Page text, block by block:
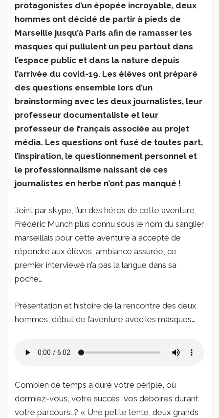
protagonistes d’un épopée incroyable, deux
hommes ont décidé de partir à pieds de
Marseille jusqu’à Paris afin de ramasser les
masques qui pullulent un peu partout dans
l’espace public et dans la nature depuis
l’arrivée du covid-19. Les élèves ont préparé
des questions ensemble lors d’un
brainstorming avec les deux journalistes, leur
professeur documentaliste et leur
professeur de français associée au projet
média. Les questions ont fusé de toutes part,
l’inspiration, le questionnement personnel et
le professionnalisme naissant de ces
journalistes en herbe n’ont pas manqué !
Joint par skype, l’un des héros de cette aventure,
Frédéric Munch plus connu sous le nom du sanglier
marseillais pour cette aventure a accepté de
répondre aux élèves, ambiance assurée, ce
premier interviewé n’a pas la langue dans sa
poche…
Présentation et histoire de la rencontre des deux
hommes, début de l’aventure avec les masques…
Combien de temps a duré votre périple, où
dormiez-vous, votre succès, vos déboires durant
votre parcours…? « Une petite tente, deux grands